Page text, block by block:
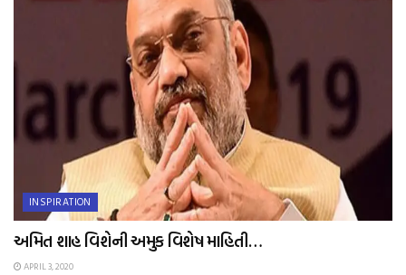
INSPIRATION
અમિત શાહ વિશેની અમુક વિશેષ માહિતી…
APRIL 3, 2020